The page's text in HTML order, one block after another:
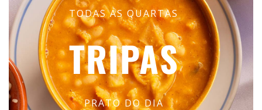
TODAS AS QUARTAS
TRIPAS
PRATO DO DIA